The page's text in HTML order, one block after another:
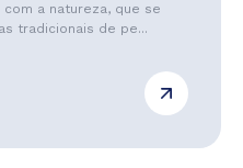
a natureza, que se
tradicionais de pe...